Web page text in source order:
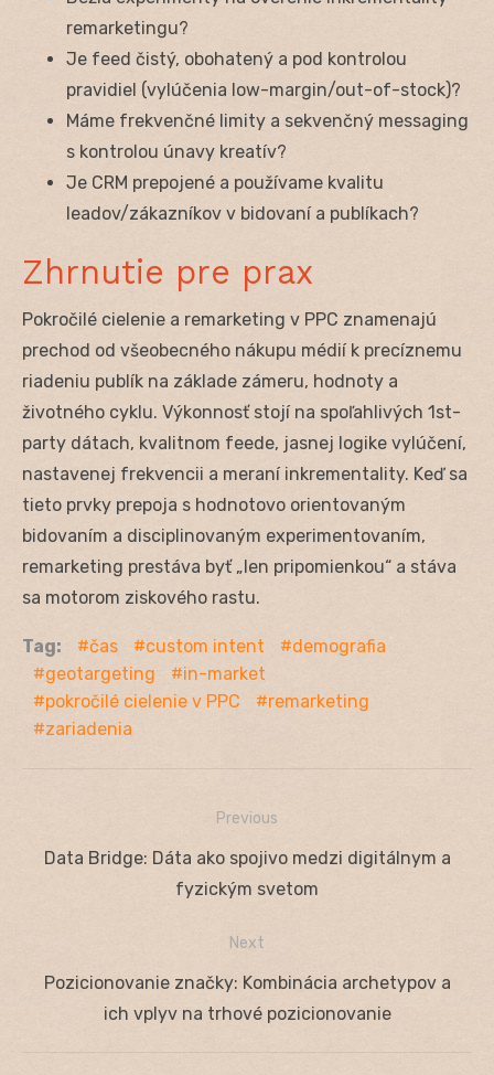
remarketingu?
Je feed čistý, obohatený a pod kontrolou
pravidiel (vylúčenia low-margin/out-of-stock)?
Máme frekvenčné limity a sekvenčný messaging
s kontrolou únavy kreatív?
Je CRM prepojené a používame kvalitu
leadov/zákazníkov v bidovaní a publíkach?
Zhrnutie pre prax
Pokročilé cielenie a remarketing v PPC znamenajú
prechod od všeobecného nákupu médií k precíznemu
riadeniu publík na základe zámeru, hodnoty a
životného cyklu. Výkonnosť stojí na spoľahlivých 1st-
party dátach, kvalitnom feede, jasnej logike vylúčení,
nastavenej frekvencii a meraní inkrementality. Keď sa
tieto prvky prepoja s hodnotovo orientovaným
bidovaním a disciplinovaným experimentovaním,
remarketing prestáva byť „len pripomienkou“ a stáva
sa motorom ziskového rastu.
Tag: čas custom intent
demografia
geotargeting
in-market
pokročilé cielenie v PPC
remarketing
zariadenia
Navigácia
Previous
Previous
Data Bridge: Dáta ako spojivo medzi digitálnym a
fyzickým svetom
Next
Next
Pozicionovanie značky: Kombinácia archetypov a
ich vplyv na trhové pozicionovanie